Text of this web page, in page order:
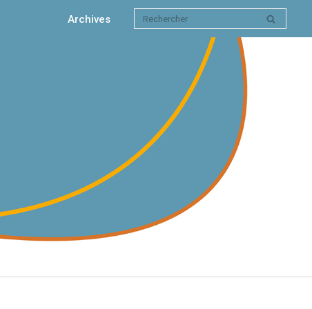
Archives